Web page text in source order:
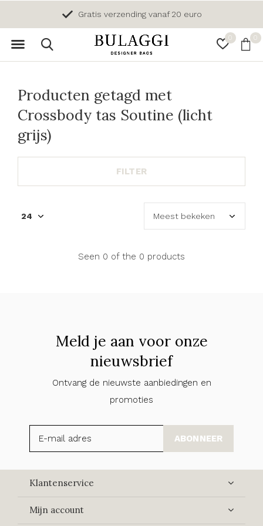
0 0
Gratis verzending vanaf 20 euro
Producten getagd met
Crossbody tas Soutine (licht
grijs)
FILTER
Seen 0 of the 0 products
Meld je aan voor onze
nieuwsbrief
Ontvang de nieuwste aanbiedingen en
promoties
ABONNEER
Klantenservice
Mijn account